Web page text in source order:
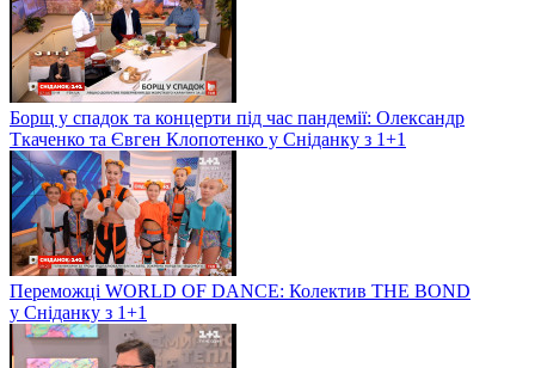
Борщ у спадок та концерти під час пандемії: Олександр
Ткаченко та Євген Клопотенко у Сніданку з 1+1
Переможці WORLD OF DANCE: Колектив THE BOND
у Сніданку з 1+1